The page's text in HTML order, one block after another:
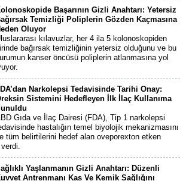
Başarının Gizli Anahtarı: Yetersiz
Temizliği Poliplerin Gözden Kaçmasına
Oluyor
kılavuzlar, her 4 ila 5 kolonoskopiden
bağırsak temizliğinin yetersiz olduğunu ve bu
kanser öncüsü poliplerin atlanmasına yol
Narkolepsi Tedavisinde Tarihi Onay:
Sistemini Hedefleyen İlk İlaç Kullanıma
Gıda ve İlaç Dairesi (FDA), Tip 1 narkolepsi
hastalığın temel biyolojik mekanizmasını
tüm belirtilerini hedef alan oveporexton etken
Yaşlanmanın Gizli Anahtarı: Düzenli
Antrenmanı Kas Ve Kemik Sağlığını